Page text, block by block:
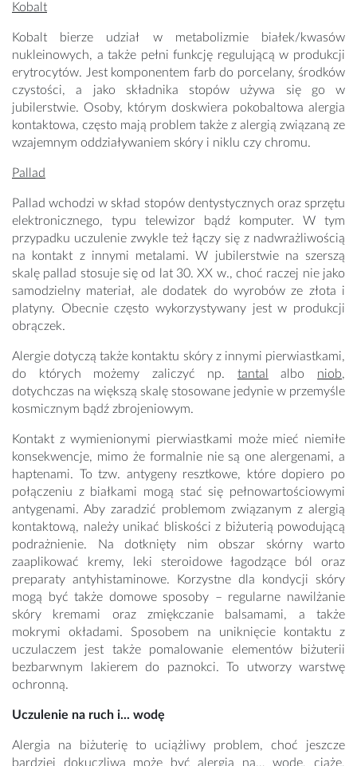
Kobalt
Kobalt bierze udział w metabolizmie białek/kwasów
nukleinowych, a także pełni funkcję regulującą w produkcji
erytrocytów. Jest komponentem farb do porcelany, środków
czystości, a jako składnika stopów używa się go w
jubilerstwie. Osoby, którym doskwiera pokobaltowa alergia
kontaktowa, często mają problem także z alergią związaną ze
wzajemnym oddziaływaniem skóry i niklu czy chromu.
Pallad
Pallad wchodzi w skład stopów dentystycznych oraz sprzętu
elektronicznego, typu telewizor bądź komputer. W tym
przypadku uczulenie zwykle też łączy się z nadwrażliwością
na kontakt z innymi metalami. W jubilerstwie na szerszą
skalę pallad stosuje się od lat 30. XX w., choć raczej nie jako
samodzielny materiał, ale dodatek do wyrobów ze złota i
platyny. Obecnie często wykorzystywany jest w produkcji
obrączek.
Alergie dotyczą także kontaktu skóry z innymi pierwiastkami,
do których możemy zaliczyć np. tantal albo niob,
dotychczas na większą skalę stosowane jedynie w przemyśle
kosmicznym bądź zbrojeniowym.
Kontakt z wymienionymi pierwiastkami może mieć niemiłe
konsekwencje, mimo że formalnie nie są one alergenami, a
haptenami. To tzw. antygeny resztkowe, które dopiero po
połączeniu z białkami mogą stać się pełnowartościowymi
antygenami. Aby zaradzić problemom związanym z alergią
kontaktową, należy unikać bliskości z biżuterią powodującą
podrażnienie. Na dotknięty nim obszar skórny warto
zaaplikować kremy, leki steroidowe łagodzące ból oraz
preparaty antyhistaminowe. Korzystne dla kondycji skóry
mogą być także domowe sposoby – regularne nawilżanie
skóry kremami oraz zmiękczanie balsamami, a także
mokrymi okładami. Sposobem na uniknięcie kontaktu z
uczulaczem jest także pomalowanie elementów biżuterii
bezbarwnym lakierem do paznokci. To utworzy warstwę
ochronną.
Uczulenie na ruch i... wodę
Alergia na biżuterię to uciążliwy problem, choć jeszcze
bardziej dokuczliwa może być alergia na… wodę, ciążę,